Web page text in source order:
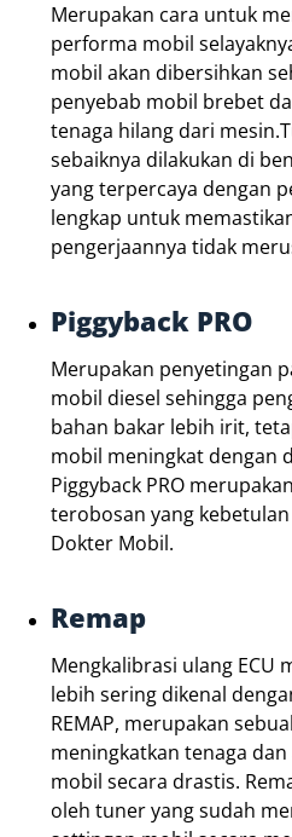
Merupakan cara untuk
performa mobil
mobil akan dibersihkan
penyebab mobil brebet
tenaga hilang dari
sebaiknya dilakukan di
yang terpercaya dengan
lengkap untuk
pengerjaannya tidak
Piggyback PRO
Merupakan penyetingan
mobil diesel sehingga
bahan bakar lebih irit,
mobil meningkat dengan
Piggyback PRO
terobosan yang
Dokter Mobil.
Remap
Mengkalibrasi ulang ECU
lebih sering dikenal
REMAP, merupakan
meningkatkan tenaga dan
mobil secara drastis.
oleh tuner yang sudah